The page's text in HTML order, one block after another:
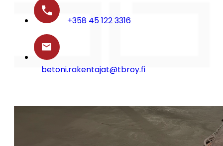
+358 45 122 3316
betoni.rakentajat@tbroy.fi